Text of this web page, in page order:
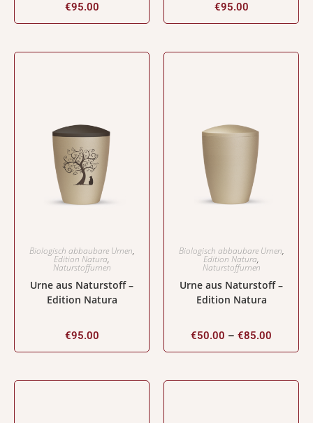
€95.00 €95.00
Biologisch abbaubare Urnen,
Edition Natura,
Naturstoffurnen
Urne aus Naturstoff –
Edition Natura
€95.00
Biologisch abbaubare Urnen,
Edition Natura,
Naturstoffurnen
Urne aus Naturstoff –
Edition Natura
€50.00 – €85.00